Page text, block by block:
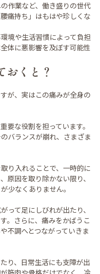
作業など、働き盛りの世代
痛持ち」はもはや珍しくな
境や生活習慣によって負担
体に悪影響を及ぼす可能性
おくと？
が、実はこの痛みが全身の
要な役割を担っています。
バランスが崩れ、さまざま
り入れることで、一時的に
原因を取り除かない限り、
少なくありません。
って足にしびれが出たり、
。さらに、痛みをかばうこ
不調へとつながっていきま
り、日常生活にも支障が出